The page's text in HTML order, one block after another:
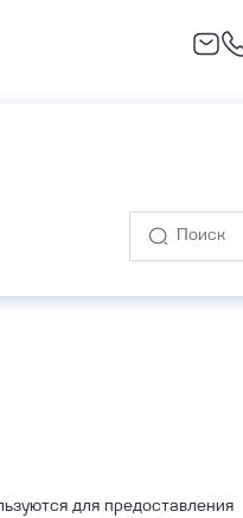
Аварийное восстановление
(DRaaS)
для предоставления